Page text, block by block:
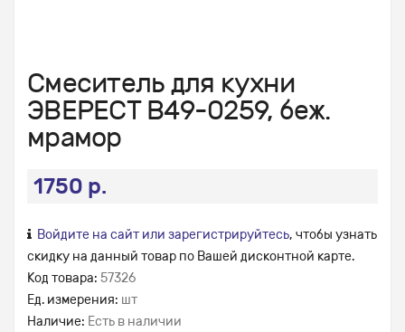
Смеситель для кухни
ЭВЕРЕСТ В49-0259, беж.
мрамор
1750 р.
Войдите на сайт или зарегистрируйтесь, чтобы узнать
скидку на данный товар по Вашей дисконтной карте.
Код товара: 57326
Ед. измерения: шт
Наличие: Есть в наличии